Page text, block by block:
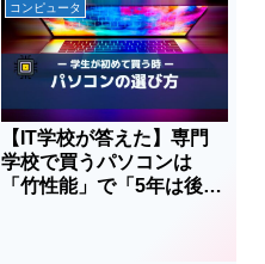
コンピュータ
【IT学校が答えた】専門
学校で買うパソコンは
「竹性能」で「5年は後悔